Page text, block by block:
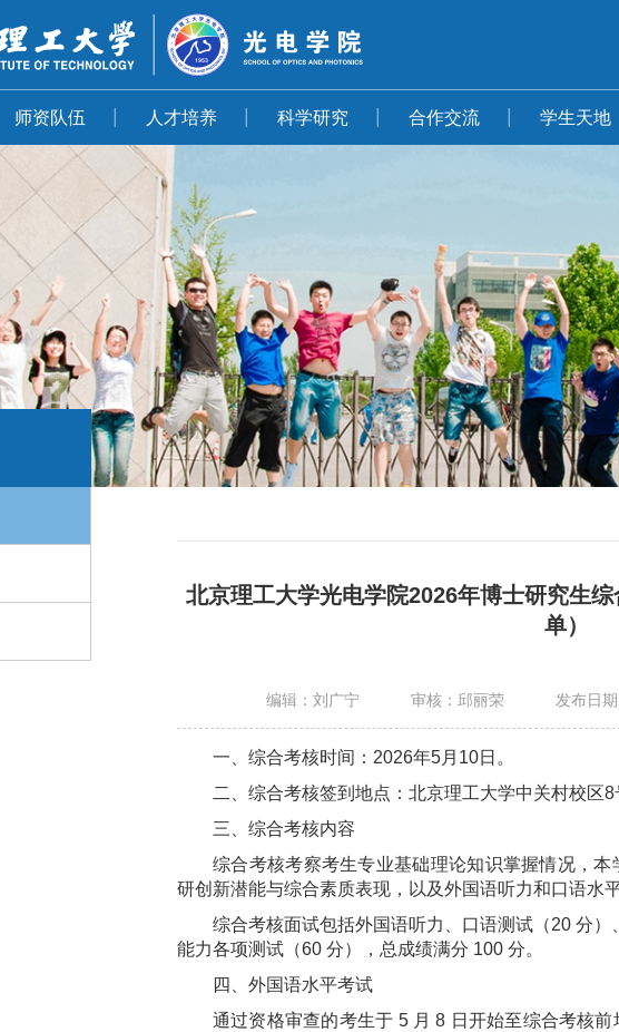
师资队伍 人才培养 科学研究 合作交流 学生天地
北京理工大学光电学院2026年博士研究生
单）
编辑：刘广宁 审核：邱丽荣 发布日
一、综合考核时间：2026年5月10日。
二、综合考核签到地点：北京理工大学中关村校区8
三、综合考核内容
综合考核考察考生专业基础理论知识掌握情况，
研创新潜能与综合素质表现，以及外国语听力和口语水平
综合考核面试包括外国语听力、口语测试（20 分
能力各项测试（60 分），总成绩满分 100 分。
四、外国语水平考试
通过资格审查的考生于 5 月 8 日开始至综合考核